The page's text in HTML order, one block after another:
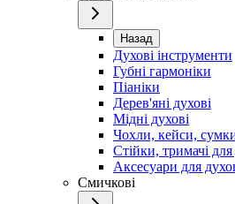
Назад
Духові інструменти
Губні гармоніки
Піаніки
Дерев'яні духові
Мідні духові
Чохли, кейси,
Стійки, тримачі
Аксесуари для
Смичкові